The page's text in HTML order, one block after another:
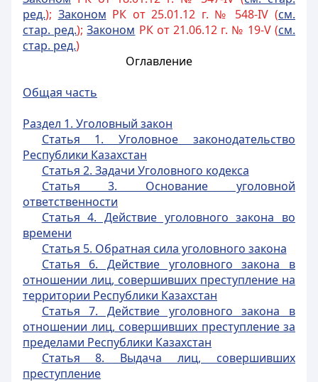
ред.); Законом РК от 25.01.12 г. № 548-IV (см.
стар. ред.);Законом РК от 21.06.12 г. № 19-V (см.
стар. ред.)
Оглавление
Общая часть
Раздел 1. Уголовный закон
Статья 1. Уголовное законодательство
Республики Казахстан
Статья 2. Задачи Уголовного кодекса
Статья 3. Основание уголовной
ответственности
Статья 4. Действие уголовного закона во
времени
Статья 5. Обратная сила уголовного закона
Статья 6. Действие уголовного закона в
отношении лиц, совершивших преступление на
территории Республики Казахстан
Статья 7. Действие уголовного закона в
отношении лиц, совершивших преступление за
пределами Республики Казахстан
Статья 8. Выдача лиц, совершивших
преступление